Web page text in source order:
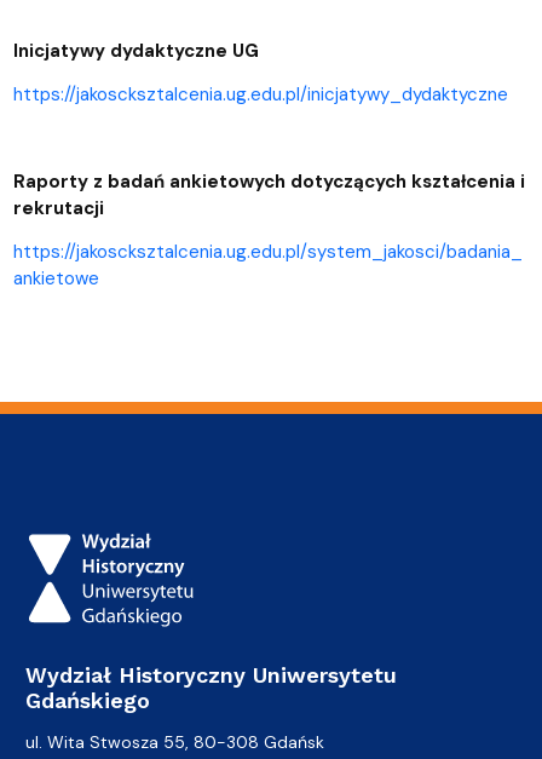
Inicjatywy dydaktyczne UG
https://jakoscksztalcenia.ug.edu.pl/inicjatywy_dydaktyczne
Raporty z badań ankietowych dotyczących kształcenia i
rekrutacji
https://jakoscksztalcenia.ug.edu.pl/system_jakosci/badania_
ankietowe
Wydział Historyczny Uniwersytetu
Gdańskiego
ul. Wita Stwosza 55, 80-308 Gdańsk